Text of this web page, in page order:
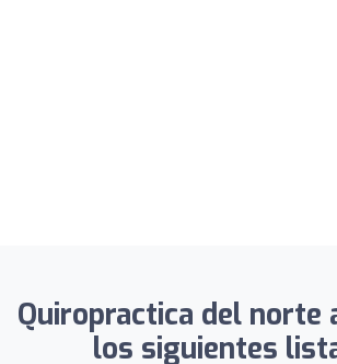
Quiropractica del norte
los siguientes